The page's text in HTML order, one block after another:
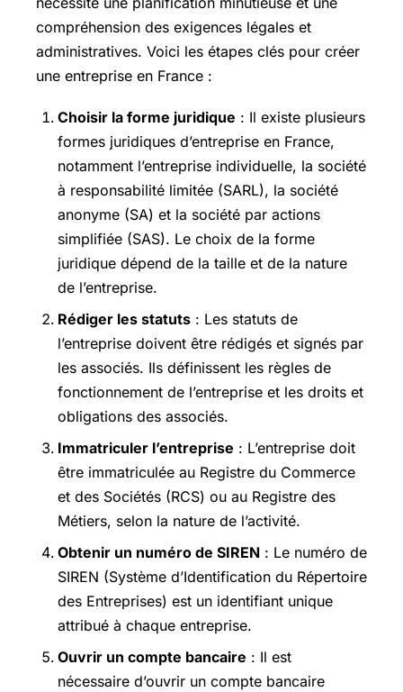
compréhension des exigences légales et
administratives. Voici les étapes clés pour créer
une entreprise en France :
Choisir la forme juridique : Il existe plusieurs
formes juridiques d’entreprise en France,
notamment l’entreprise individuelle, la société
à responsabilité limitée (SARL), la société
anonyme (SA) et la société par actions
simplifiée (SAS). Le choix de la forme
juridique dépend de la taille et de la nature
de l’entreprise.
Rédiger les statuts : Les statuts de
l’entreprise doivent être rédigés et signés par
les associés. Ils définissent les règles de
fonctionnement de l’entreprise et les droits et
obligations des associés.
Immatriculer l’entreprise : L’entreprise doit
être immatriculée au Registre du Commerce
et des Sociétés (RCS) ou au Registre des
Métiers, selon la nature de l’activité.
Obtenir un numéro de SIREN : Le numéro de
SIREN (Système d’Identification du Répertoire
des Entreprises) est un identifiant unique
attribué à chaque entreprise.
Ouvrir un compte bancaire : Il est
nécessaire d’ouvrir un compte bancaire